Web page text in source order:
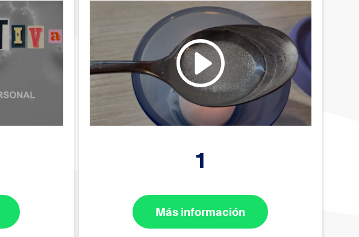
1
Más información